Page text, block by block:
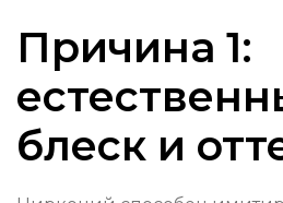
Причина 1:
блеск и